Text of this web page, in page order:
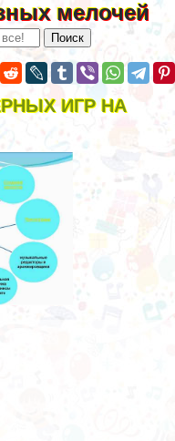
мелочей
ИГР НА